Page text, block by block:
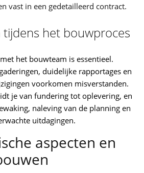
vast in een gedetailleerd contract.
het bouwproces
het bouwteam is essentieel.
duidelijke rapportages en
voorkomen misverstanden.
je van fundering tot oplevering, en
naleving van de planning en
uitdagingen.
aspecten en